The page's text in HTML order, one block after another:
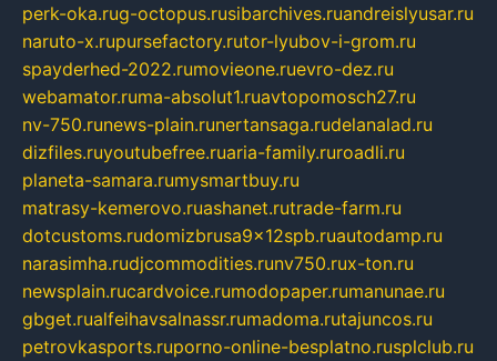
perk-oka.rug-octopus.rusibarchives.ruandreislyusar.ru
naruto-x.rupursefactory.rutor-lyubov-i-grom.ru
spayderhed-2022.rumovieone.ruevro-dez.ru
webamator.ruma-absolut1.ruavtopomosch27.ru
nv-750.runews-plain.runertansaga.rudelanalad.ru
dizfiles.ruyoutubefree.ruaria-family.ruroadli.ru
planeta-samara.rumysmartbuy.ru
matrasy-kemerovo.ruashanet.rutrade-farm.ru
dotcustoms.rudomizbrusa9x12spb.ruautodamp.ru
narasimha.rudjcommodities.runv750.rux-ton.ru
newsplain.rucardvoice.rumodopaper.rumanunae.ru
gbget.rualfeihavsalnassr.rumadoma.rutajuncos.ru
petrovkasports.ruporno-online-besplatno.rusplclub.ru